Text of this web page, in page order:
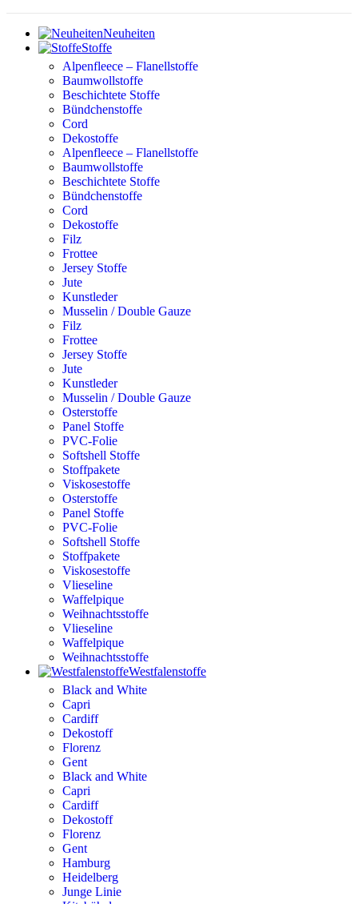
Neuheiten
Stoffe
Alpenfleece – Flanellstoffe
Baumwollstoffe
Beschichtete Stoffe
Bündchenstoffe
Cord
Dekostoffe
Alpenfleece – Flanellstoffe
Baumwollstoffe
Beschichtete Stoffe
Bündchenstoffe
Cord
Dekostoffe
Filz
Frottee
Jersey Stoffe
Jute
Kunstleder
Musselin / Double Gauze
Filz
Frottee
Jersey Stoffe
Jute
Kunstleder
Musselin / Double Gauze
Osterstoffe
Panel Stoffe
PVC-Folie
Softshell Stoffe
Stoffpakete
Viskosestoffe
Osterstoffe
Panel Stoffe
PVC-Folie
Softshell Stoffe
Stoffpakete
Viskosestoffe
Vlieseline
Waffelpique
Weihnachtsstoffe
Vlieseline
Waffelpique
Weihnachtsstoffe
Westfalenstoffe
Black and White
Capri
Cardiff
Dekostoff
Florenz
Gent
Black and White
Capri
Cardiff
Dekostoff
Florenz
Gent
Hamburg
Heidelberg
Junge Linie